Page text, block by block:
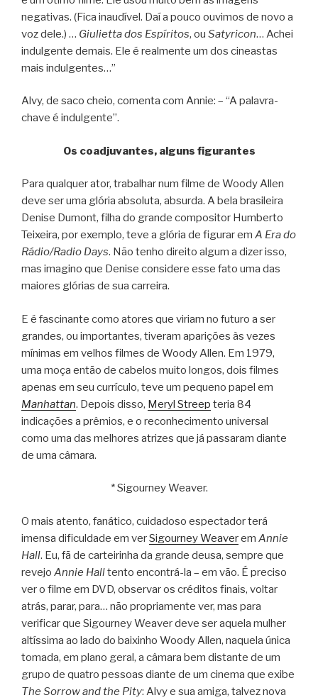
negativas. (Fica inaudível. Daí a pouco ouvimos de novo a
voz dele.) … Giulietta dos Espíritos, ou Satyricon… Achei
indulgente demais. Ele é realmente um dos cineastas
mais indulgentes…”
Alvy, de saco cheio, comenta com Annie: – “A palavra-
chave é indulgente”.
Os coadjuvantes, alguns figurantes
Para qualquer ator, trabalhar num filme de Woody Allen
deve ser uma glória absoluta, absurda. A bela brasileira
Denise Dumont, filha do grande compositor Humberto
Teixeira, por exemplo, teve a glória de figurar em A Era do
Rádio/Radio Days. Não tenho direito algum a dizer isso,
mas imagino que Denise considere esse fato uma das
maiores glórias de sua carreira.
E é fascinante como atores que viriam no futuro a ser
grandes, ou importantes, tiveram aparições às vezes
mínimas em velhos filmes de Woody Allen. Em 1979,
uma moça então de cabelos muito longos, dois filmes
apenas em seu currículo, teve um pequeno papel em
Manhattan. Depois disso, Meryl Streep teria 84
indicações a prêmios, e o reconhecimento universal
como uma das melhores atrizes que já passaram diante
de uma câmara.
* Sigourney Weaver.
O mais atento, fanático, cuidadoso espectador terá
imensa dificuldade em verSigourney Weaverem Annie
Hall. Eu, fã de carteirinha da grande deusa, sempre que
revejo Annie Halltento encontrá-la – em vão. É preciso
ver o filme em DVD, observar os créditos finais, voltar
atrás, parar, para… não propriamente ver, mas para
verificar que Sigourney Weaver deve ser aquela mulher
altíssima ao lado do baixinho Woody Allen, naquela única
tomada, em plano geral, a câmara bem distante de um
grupo de quatro pessoas diante de um cinema que exibe
The Sorrow and the Pity: Alvy e sua amiga, talvez nova